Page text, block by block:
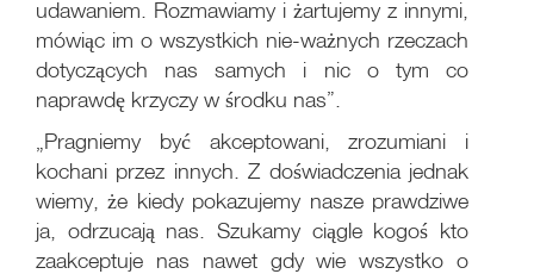
udawaniem. Rozmawiamy i żartujemy z innymi,
mówiąc im o wszystkich nie-ważnych rzeczach
dotyczących nas samych i nic o tym co
naprawdę krzyczy w środku nas”.
„Pragniemy być akceptowani, zrozumiani i
kochani przez innych. Z doświadczenia jednak
wiemy, że kiedy pokazujemy nasze prawdziwe
ja, odrzucają nas. Szukamy ciągle kogoś kto
zaakceptuje nas nawet gdy wie wszystko o